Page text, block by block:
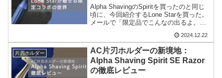
Alpha ShavingのSpiritを買ったのと同じ
頃に、今回紹介するLone Starを買った。
メールで「限定品でこんなの出るよ。受
ホイホイ買ってしまったのである。そ
う、限定品である。Lone St...
2024.12.22
片刃ホルダー
AC片刃ホルダーの新境地：
Alpha Shaving Spirit SE Razor
の徹底レビュー